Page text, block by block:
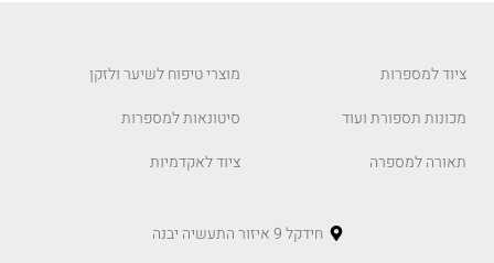
ציוד למספרות
מכונות תספורת ועוד
תאורה למספרה
מוצרי טיפוח לשיער ולזקן
סיטונאות למספרות
ציוד לאקדמיות
חידקל 9 איזור התעשיה יבנה